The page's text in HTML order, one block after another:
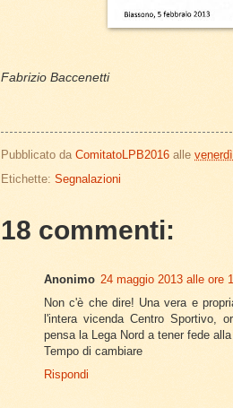
Fabrizio Baccenetti
Pubblicato da ComitatoLPB2016 alle
Etichette: Segnalazioni
18 commenti:
Anonimo 24 maggio 2013 alle ore
Non c'è che dire! Una vera e
l'intera vicenda Centro Sportivo,
pensa la Lega Nord a tener fede
Tempo di cambiare
Rispondi